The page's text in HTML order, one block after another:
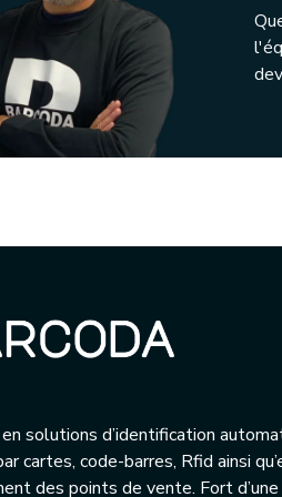
solutions d’identification
cartes, code-barres, Rfid ainsi
des points de vente. Fort